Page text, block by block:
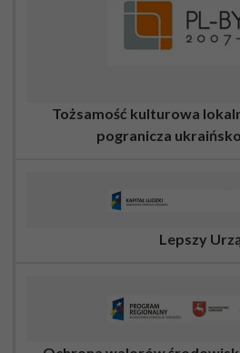
Tożsamość kulturowa
pogranicza
Lepszy